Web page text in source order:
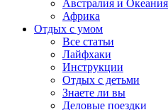
Австралия и Океания
Африка
Отдых с умом
Все статьи
Лайфхаки
Инструкции
Отдых с детьми
Знаете ли вы
Деловые поездки